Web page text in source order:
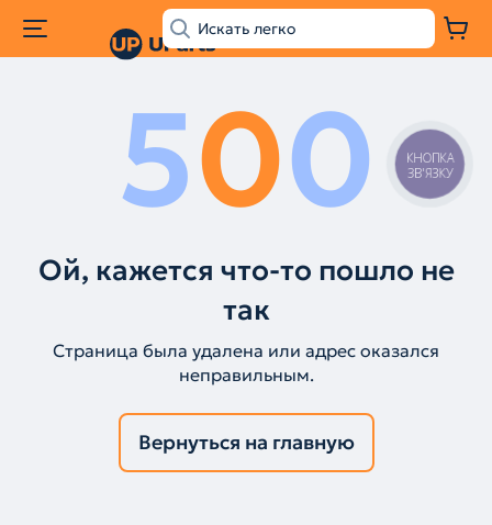
500
Ой, кажется что-то пошло не
так
Страница была удалена или адрес оказался
неправильным.
Вернуться на главную
КНОПКА
ЗВ'ЯЗКУ